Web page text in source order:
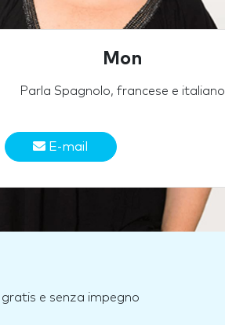
Mon
Parla Spagnolo, francese e italiano
E-mail
e senza impegno